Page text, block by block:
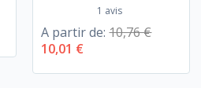
1 avis
A partir de:10,76 €
10,01 €